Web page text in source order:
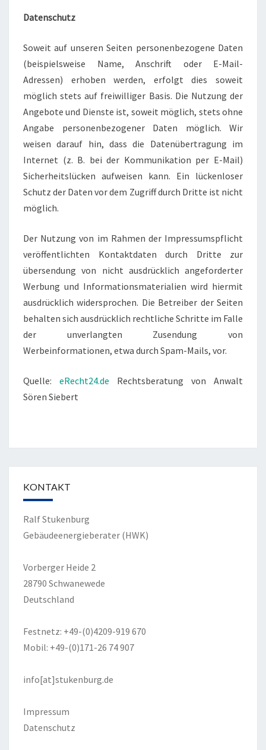
Datenschutz
Soweit auf unseren Seiten personenbezogene Daten
(beispielsweise Name, Anschrift oder E-Mail-
Adressen) erhoben werden, erfolgt dies soweit
möglich stets auf freiwilliger Basis. Die Nutzung der
Angebote und Dienste ist, soweit möglich, stets ohne
Angabe personenbezogener Daten möglich. Wir
weisen darauf hin, dass die Datenübertragung im
Internet (z. B. bei der Kommunikation per E-Mail)
Sicherheitslücken aufweisen kann. Ein lückenloser
Schutz der Daten vor dem Zugriff durch Dritte ist nicht
möglich.
Der Nutzung von im Rahmen der Impressumspflicht
veröffentlichten Kontaktdaten durch Dritte zur
übersendung von nicht ausdrücklich angeforderter
Werbung und Informationsmaterialien wird hiermit
ausdrücklich widersprochen. Die Betreiber der Seiten
behalten sich ausdrücklich rechtliche Schritte im Falle
der unverlangten Zusendung von
Werbeinformationen, etwa durch Spam-Mails, vor.
Quelle: eRecht24.de Rechtsberatung von Anwalt
Sören Siebert
KONTAKT
Ralf Stukenburg
Gebäudeenergieberater (HWK)
Vorberger Heide 2
28790 Schwanewede
Deutschland
Festnetz: +49-(0)4209-919 670
Mobil: +49-(0)171-26 74 907
info[at]stukenburg.de
Impressum
Datenschutz